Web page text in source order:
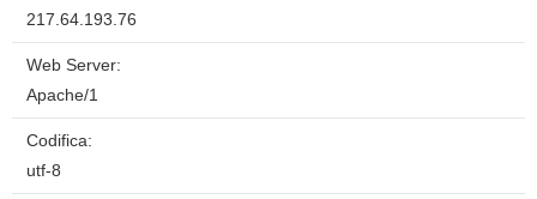
217.64.193.76
Web Server:
Apache/1
Codifica:
utf-8